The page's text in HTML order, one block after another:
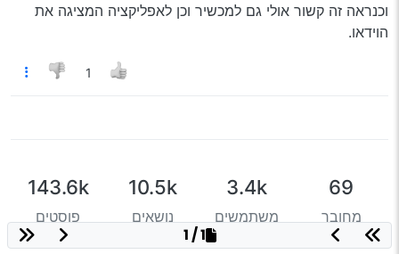
וכנראה זה קשור אולי גם למכשיר וכן לאפליקציה המציגה את
הוידאו.
1
69
מחובר
3.4k
משתמשים
10.5k
נושאים
143.6k
פוסטים
1 / 1